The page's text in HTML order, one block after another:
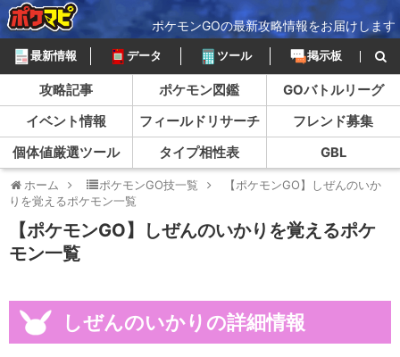
ポケモンGOの最新攻略情報をお届けします
最新情報 データ ツール 掲示板
攻略記事 ポケモン図鑑
GOバトルリーグ
イベント情報
フィールドリサーチ
フレンド募集
個体値厳選ツール
タイプ相性表 GBL
ホーム ポケモンGO技一覧
【ポケモンGO】しぜんのいか
りを覚えるポケモン一覧
【ポケモンGO】しぜんのいかりを覚えるポケ
モン一覧
しぜんのいかりの詳細情報